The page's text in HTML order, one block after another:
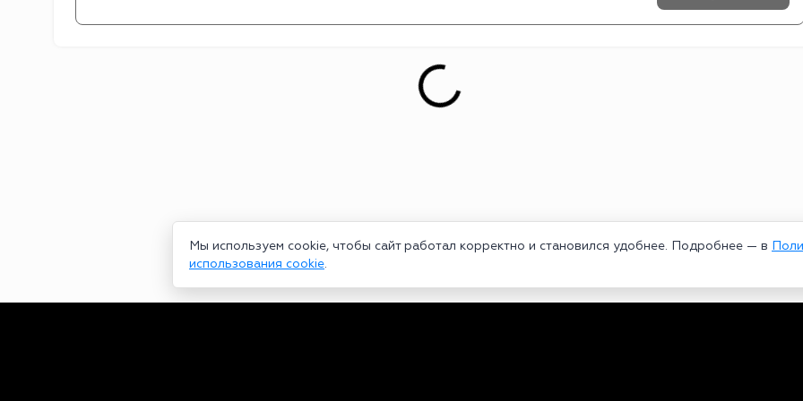
Мы используем cookie, чтобы сайт работал корректно и становился удобнее. Подробнее — в
использования cookie.